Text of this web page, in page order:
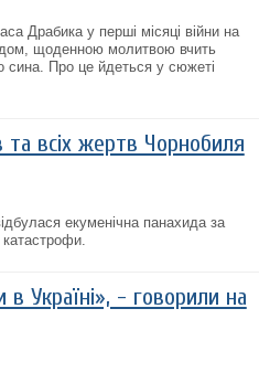
Драбика у перші місяці війни на
щоденною молитвою вчить
сина. Про це йдеться у сюжеті
та всіх жертв Чорнобиля
екуменічна панахида за
катастрофи.
Україні», - говорили на